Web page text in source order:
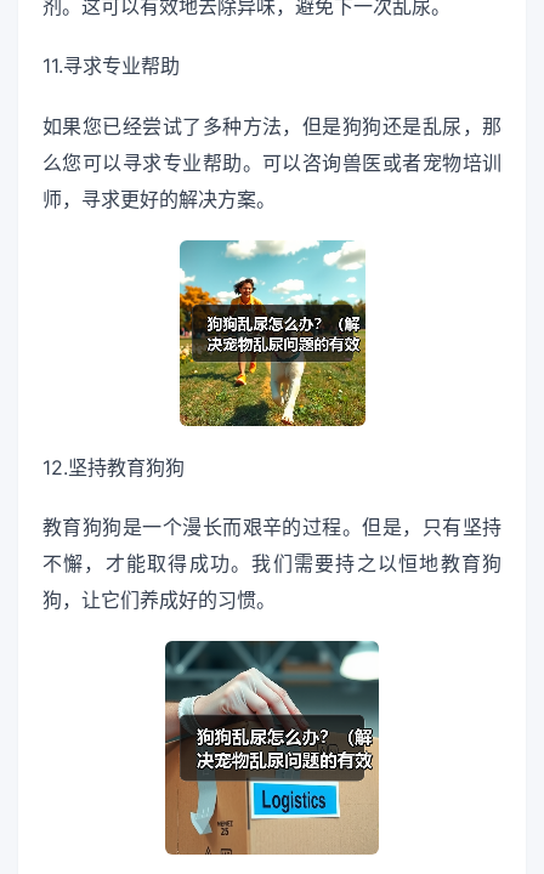
剂。这可以有效地去除异味，避免下一次乱尿。
11.寻求专业帮助
如果您已经尝试了多种方法，但是狗狗还是乱尿，那
么您可以寻求专业帮助。可以咨询兽医或者宠物培训
师，寻求更好的解决方案。
12.坚持教育狗狗
教育狗狗是一个漫长而艰辛的过程。但是，只有坚持
不懈，才能取得成功。我们需要持之以恒地教育狗
狗，让它们养成好的习惯。